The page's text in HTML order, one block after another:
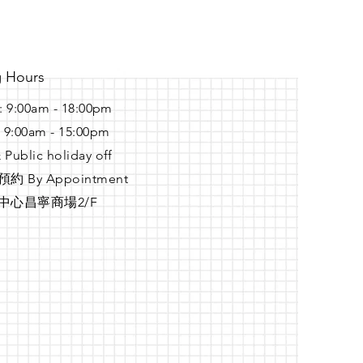
Hours
9:00am - 18:00pm
9:00am - 15:00pm
Public holiday off
約 By Appointment
心昌寧商場2/F